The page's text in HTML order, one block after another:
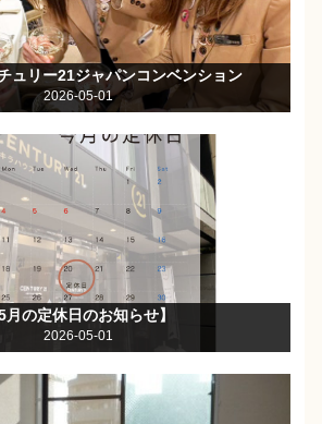
ュリー21ジャパンコンベンション
2026-05-01
5月の定休日のお知らせ】
2026-05-01